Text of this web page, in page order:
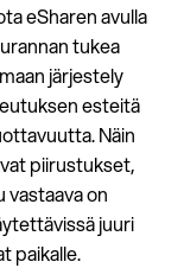
eSharen avulla
tukea
järjestely
esteitä
Näin
piirustukset,
vastaava on
juuri
paikalle.